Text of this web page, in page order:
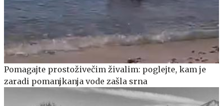
Pomagajte prostoživečim živalim: poglejte, kam je
zaradi pomanjkanja vode zašla srna